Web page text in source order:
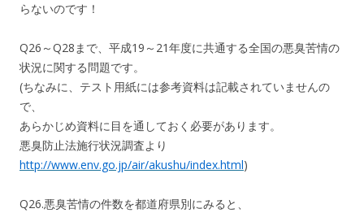
らないのです！
Q26～Q28まで、平成19～21年度に共通する全国の悪臭苦情の
状況に関する問題です。
(ちなみに、テスト用紙には参考資料は記載されていませんの
で、
あらかじめ資料に目を通しておく必要があります。
悪臭防止法施行状況調査より
http://www.env.go.jp/air/akushu/index.html)
Q26.悪臭苦情の件数を都道府県別にみると、